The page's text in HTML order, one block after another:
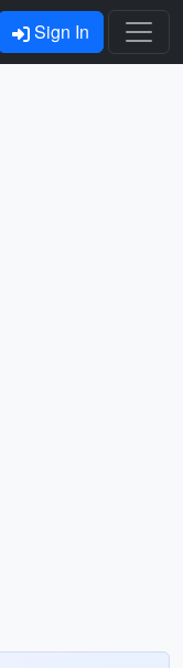
Sign In